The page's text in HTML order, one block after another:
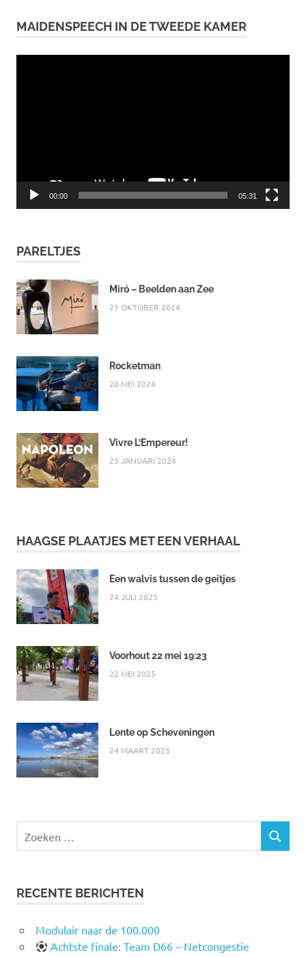
MAIDENSPEECH IN DE TWEEDE KAMER
00:00 05:31
PARELTJES
Miró – Beelden aan Zee
21 OKTOBER 2024
Rocketman
20 MEI 2024
Vivre L’Empereur!
25 JANUARI 2024
HAAGSE PLAATJES MET EEN VERHAAL
Een walvis tussen de geitjes
24 JULI 2025
Voorhout 22 mei 19:23
22 MEI 2025
Lente op Scheveningen
24 MAART 2025
naar:
ZOEKEN
RECENTE BERICHTEN
Modulair naar de 100.000
Achtste finale: Team D66 – Netcongestie